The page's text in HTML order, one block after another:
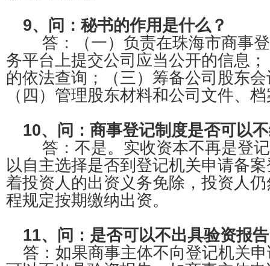
9、问：秘书的作用是什么？
答：（一）负责在珠海市商事
务平台上提交公司应当公开的信息
的依法查询；（三）筹备公司股东
（四）管理股东材料和公司文件、
10、问：商事登记制度是否可以
答：不是。实收资本不再是登
以自主选择是否到登记机关申请备
着投资人的出资义务免除，投资人
程规定按期缴纳出资。
11、问：是否可以不出具验资报
答：如果商事主体不向登记机关